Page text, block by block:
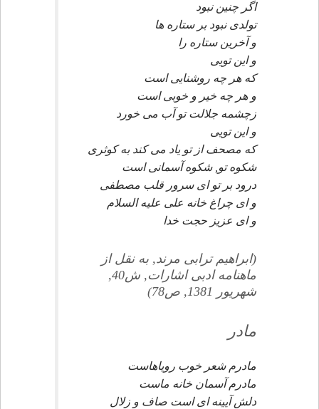
اگر چنين نبود
تولدى نبود بر ستاره ها
و آخرين ستاره را
و اين تويى
كه هر چه روشنايى است
و هر چه خير و خوبى است
زچشمه جلالت تو آب مى خورد
و اين تويى
كه مصحف از تو ياد مى كند به كوثرى
شكوه تو, شكوه آسمانى است
درود بر تو اى سرور قلب مصطفى
و اى چراغ خانه على عليه السلام
و اى عزيز حجت خدا
(ابراهيم ترابى مرند, به نقل از
ماهنامه ادبى اشارات, ش40,
شهريور 1381, ص78)
مادر
مادرم شعر خوب روياهاست
مادرم آسمان خانه ماست
دلش آيينه اى است صاف و زلال